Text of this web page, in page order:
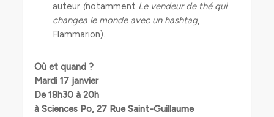
auteur (notamment Le vendeur de thé qui
changea le monde avec un hashtag,
Flammarion).
Où et quand ?
Mardi 17 janvier
De 18h30 à 20h
à Sciences Po, 27 Rue Saint-Guillaume